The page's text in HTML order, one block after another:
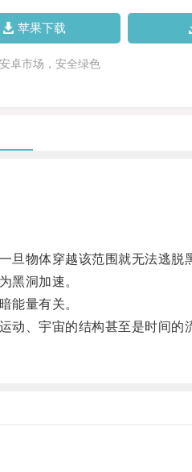
苹果下载
安卓市场，安全绿色
物体穿越该范围就无法逃脱
黑洞加速。
能量有关。
、宇宙的结构甚至是时间的